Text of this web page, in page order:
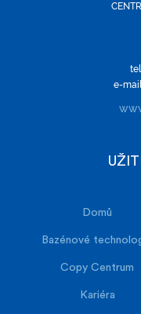
e-
Domů
Bazénové
Copy Centrum
Kariéra